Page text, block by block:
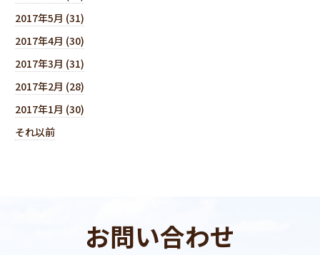
2017年5月 (31)
2017年4月 (30)
2017年3月 (31)
2017年2月 (28)
2017年1月 (30)
それ以前
お問い合わせ